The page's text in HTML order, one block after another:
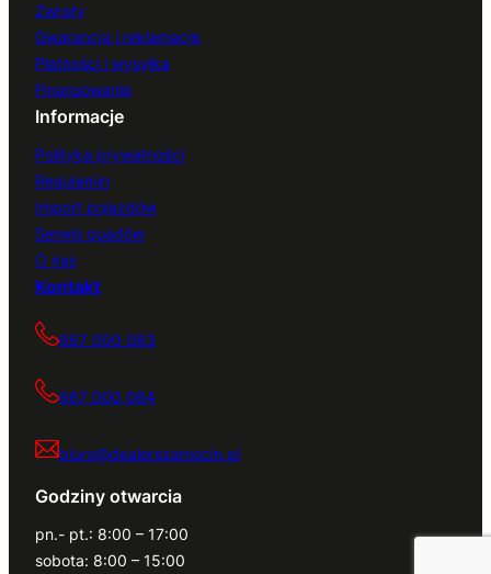
Zwroty
Gwarancja i reklamacje
Płatności i wysyłka
Finansowanie
Informacje
Polityka prywatności
Regulamin
Import pojazdów
Serwis quadów
O nas
Kontakt
667 000 083
667 000 084
biuro@dealerszamocin.pl
Godziny otwarcia
pn.- pt.: 8:00 – 17:00
sobota: 8:00 – 15:00